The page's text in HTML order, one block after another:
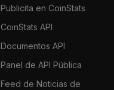
Publicita en CoinStats
CoinStats API
Documentos API
Panel de API Pública
Feed de Noticias de